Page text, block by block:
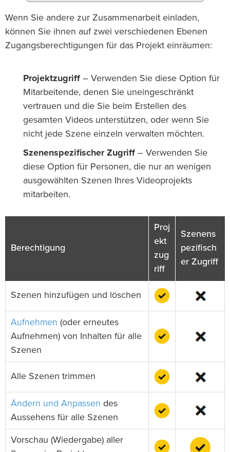
Wenn Sie andere zur Zusammenarbeit einladen,
können Sie ihnen auf zwei verschiedenen Ebenen
Zugangsberechtigungen für das Projekt einräumen:
Projektzugriff – Verwenden Sie diese Option für
Mitarbeitende, denen Sie uneingeschränkt
vertrauen und die Sie beim Erstellen des
gesamten Videos unterstützen, oder wenn Sie
nicht jede Szene einzeln verwalten möchten.
Szenenspezifischer Zugriff – Verwenden Sie
diese Option für Personen, die nur an wenigen
ausgewählten Szenen Ihres Videoprojekts
mitarbeiten.
Berechtigung
Proj
ekt
zug
riff
Szenens
pezifisch
er Zugriff
Szenen hinzufügen und löschen
Aufnehmen (oder erneutes
Aufnehmen) von Inhalten für alle
Szenen
Alle Szenen trimmen
Ändern und Anpassen des
Aussehens für alle Szenen
Vorschau (Wiedergabe) aller